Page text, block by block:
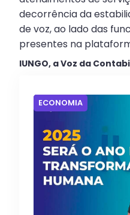
decorrência da
de voz, ao lado das
presentes na
IUNGO, a Voz da
ECONOMIA